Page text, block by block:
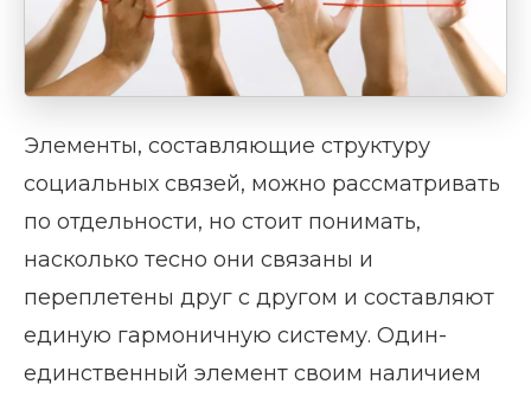
Элементы, составляющие структуру
социальных связей, можно рассматривать
по отдельности, но стоит понимать,
насколько тесно они связаны и
переплетены друг с другом и составляют
единую гармоничную систему. Один-
единственный элемент своим наличием